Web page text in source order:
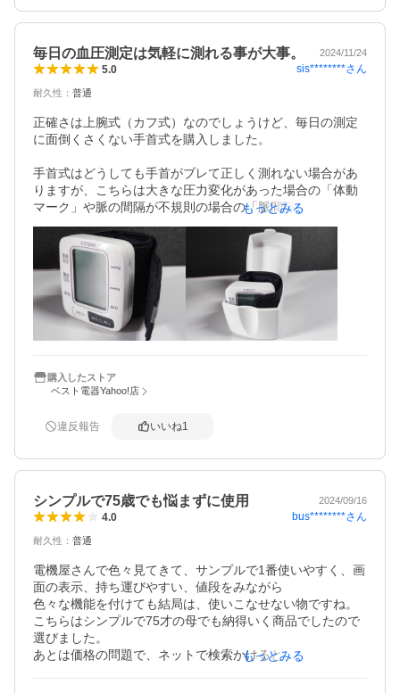
毎日の血圧測定は気軽に測れる事が大事。 2024/11/24
5.0 sis********さん
耐久性 ： 普通
正確さは上腕式（カフ式）なのでしょうけど、毎日の測定
に面倒くさくない手首式を購入しました。
手首式はどうしても手首がブレて正しく測れない場合があ
りますが、こちらは大きな圧力変化があった場合の「体動
マーク」や脈の間隔が不規則の場合の「脈間隔変動マー
ク」表示で安心。測定時間は50秒以内。
プラスチックのケース付きで清潔で場所も取らず保管が出
来、気軽に測れる。電池は単4電池2本を使用しますが、エ
ネループ等のニッケル水素充電池対応も嬉しい。購入して
正解でした。
もっとみる
購入したストア
ベスト電器Yahoo!店
違反報告 いいね1
シンプルで75歳でも悩まずに使用 2024/09/16
4.0 bus********さん
耐久性 ： 普通
電機屋さんで色々見てきて、サンプルで1番使いやすく、画
面の表示、持ち運びやすい、値段をみながら
色々な機能を付けても結局は、使いこなせない物ですね。
こちらはシンプルで75才の母でも納得いく商品でしたので
選びました。
あとは価格の問題で、ネットで検索かけると、2000円も差
もっとみる